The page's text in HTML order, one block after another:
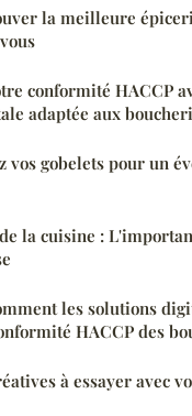
la meilleure
conformité HACCP
adaptée aux
vos gobelets pour un
la cuisine :
les solutions
HACCP des
à essayer avec